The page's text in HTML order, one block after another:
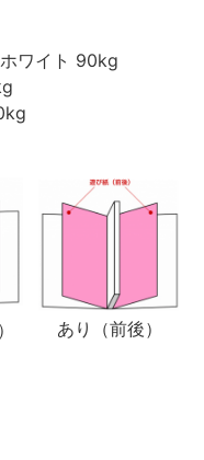
ホワイト 90kg
あり（前後）